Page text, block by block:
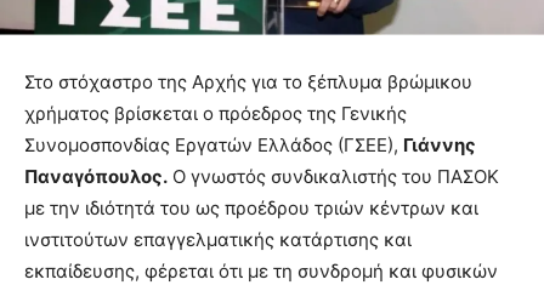
Στο στόχαστρο της Αρχής για το ξέπλυμα βρώμικου
χρήματος βρίσκεται ο πρόεδρος της Γενικής
Συνομοσπονδίας Εργατών Ελλάδος (ΓΣΕΕ), Γιάννης
Παναγόπουλος. Ο γνωστός συνδικαλιστής του ΠΑΣΟΚ
με την ιδιότητά του ως προέδρου τριών κέντρων και
ινστιτούτων επαγγελματικής κατάρτισης και
εκπαίδευσης, φέρεται ότι με τη συνδρομή και φυσικών